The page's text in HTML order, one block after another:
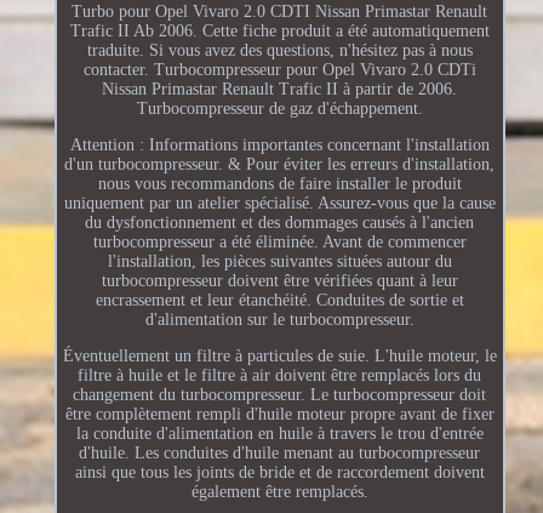
Turbo pour Opel Vivaro 2.0 CDTI Nissan Primastar Renault
Trafic II Ab 2006. Cette fiche produit a été automatiquement
traduite. Si vous avez des questions, n'hésitez pas à nous
contacter. Turbocompresseur pour Opel Vivaro 2.0 CDTi
Nissan Primastar Renault Trafic II à partir de 2006.
Turbocompresseur de gaz d'échappement.
Attention : Informations importantes concernant l'installation
d'un turbocompresseur. & Pour éviter les erreurs d'installation,
nous vous recommandons de faire installer le produit
uniquement par un atelier spécialisé. Assurez-vous que la cause
du dysfonctionnement et des dommages causés à l'ancien
turbocompresseur a été éliminée. Avant de commencer
l'installation, les pièces suivantes situées autour du
turbocompresseur doivent être vérifiées quant à leur
encrassement et leur étanchéité. Conduites de sortie et
d'alimentation sur le turbocompresseur.
Éventuellement un filtre à particules de suie. L'huile moteur, le
filtre à huile et le filtre à air doivent être remplacés lors du
changement du turbocompresseur. Le turbocompresseur doit
être complètement rempli d'huile moteur propre avant de fixer
la conduite d'alimentation en huile à travers le trou d'entrée
d'huile. Les conduites d'huile menant au turbocompresseur
ainsi que tous les joints de bride et de raccordement doivent
également être remplacés.